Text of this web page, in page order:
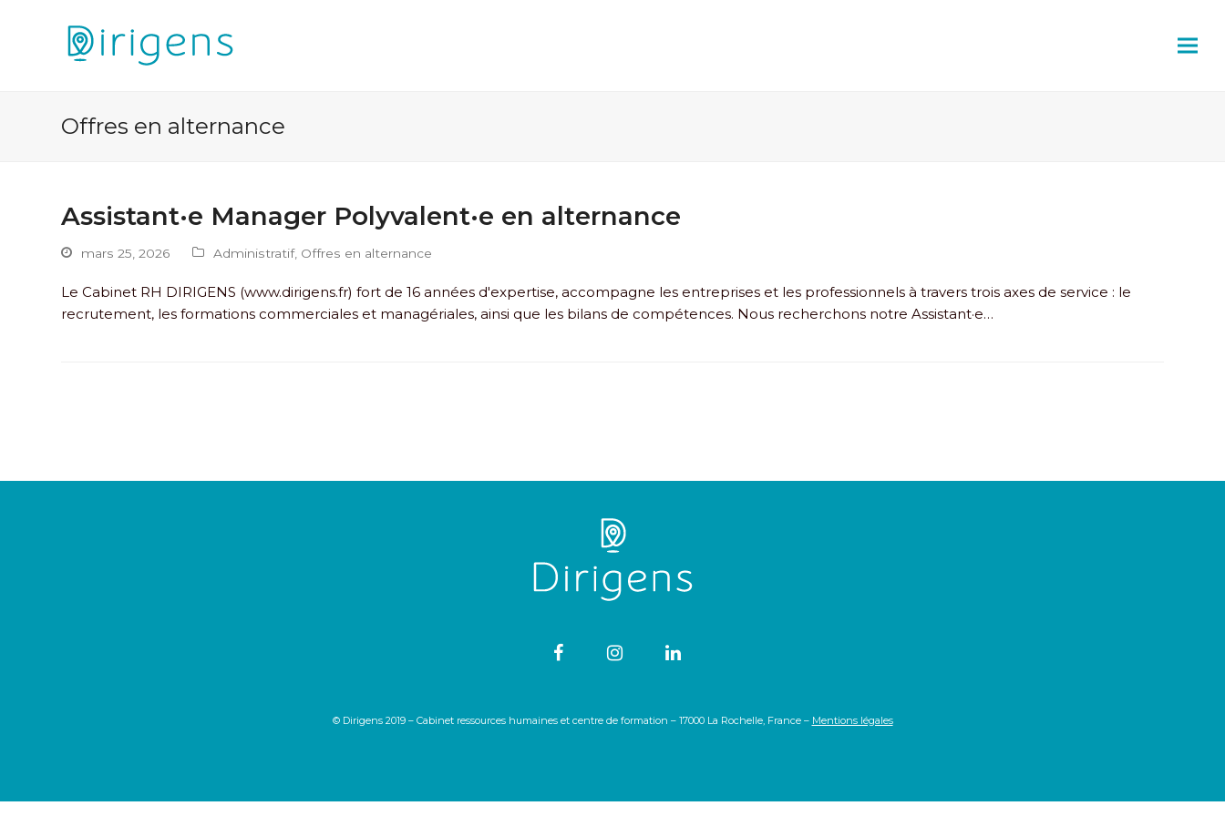
Offres en alternance
Assistant·e Manager Polyvalent·e en alternance
mars 25, 2026 Administratif, Offres en alternance
Le Cabinet RH DIRIGENS (www.dirigens.fr) fort de 16 années d'expertise, accompagne les entreprises et les professionnels à travers trois axes de service : le
recrutement, les formations commerciales et managériales, ainsi que les bilans de compétences. Nous recherchons notre Assistant·e…
© Dirigens 2019 – Cabinet ressources humaines et centre de formation – 17000 La Rochelle, France – Mentions légales